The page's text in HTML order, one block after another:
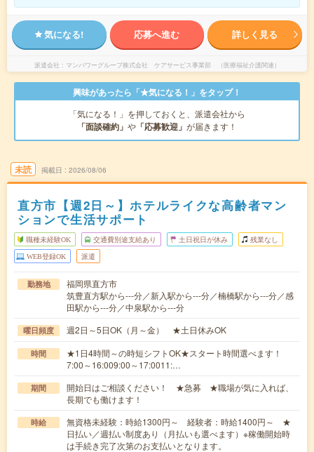
気になる! 応募へ進む 詳しく見る
派遣会社 マンパワーグループ株式会社 ケアサービス事業部 （医療福祉介護関連）
興味があったら「★気になる！」をタップ！
「気になる！」を押しておくと、派遣会社から
「面談確約」 や 「応募歓迎」 が届きます！
未読 掲載日 2026/08/06
直方市【週2日～】ホテルライクな高齢者マン
ションで生活サポート
職種未経験OK 交通費別途支給あり 土日祝日が休み 残業なし
WEB登録OK 派遣
勤務地
福岡県直方市
筑豊直方駅から---分／新入駅から---分／楠橋駅から---分／感
田駅から---分／中泉駅から---分
曜日頻度 週2日～5日OK（月～金） ★土日休みOK
時間
★1日4時間～の時短シフトOK★スタート時間選べます！
7:00～16:009:00～17:0011:…
期間
開始日はご相談ください！ ★急募 ★職場が気に入れば、
長期でも働けます！
時給
無資格未経験：時給1300円～ 経験者：時給1400円～ ★
日払い／週払い制度あり（月払いも選べます）※稼働開始時
は手続き完了次第のお支払いとなります。